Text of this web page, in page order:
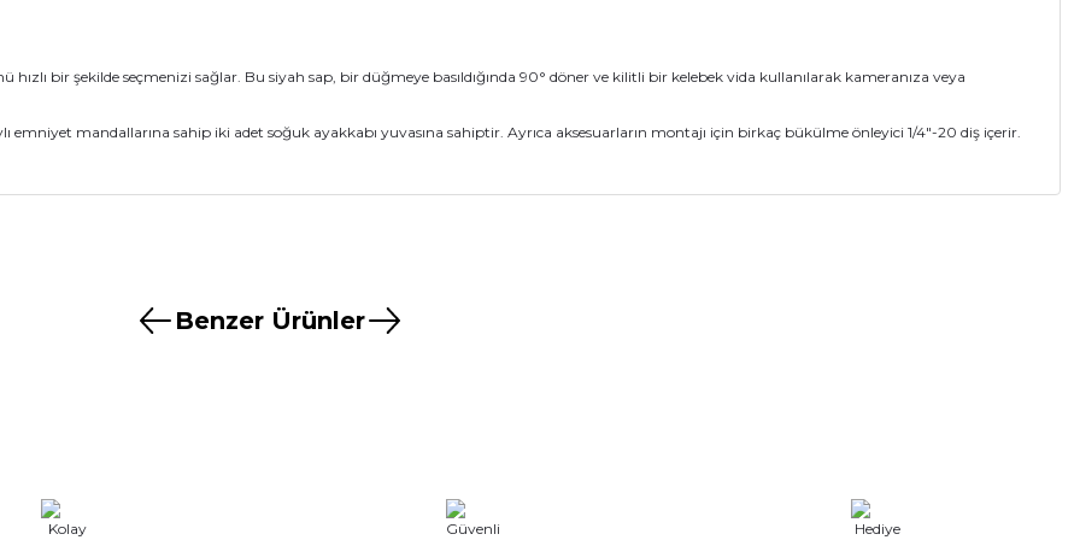
bir şekilde seçmenizi sağlar. Bu siyah sap, bir düğmeye basıldığında 90° döner ve kilitli bir kelebek vida kullanılarak kameranıza veya
mandallarına sahip iki adet soğuk ayakkabı yuvasına sahiptir. Ayrıca aksesuarların montajı için birkaç bükülme önleyici 1/4"-20 diş içerir.
Benzer Ürünler